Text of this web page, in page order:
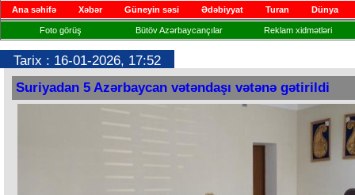
Ana səhifə Xəbər Güneyin səsi Ədəbiyyat Turan Dünya
Foto görüş Bütöv Azərbaycançılar Reklam xidmətləri
Tarix : 16-01-2026, 17:52
Suriyadan 5 Azərbaycan vətəndaşı vətənə gətirildi